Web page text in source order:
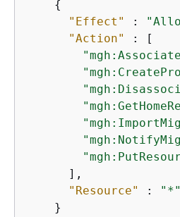
{
"Effect"
:
"Action"
: [
      ],
"Resource"
:
"*"
    }